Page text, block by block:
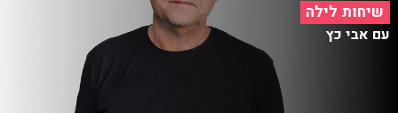
שיחות לילה
עם אבי כץ